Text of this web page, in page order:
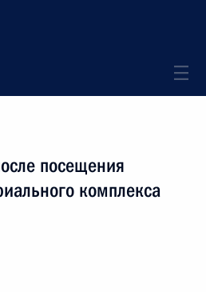
посещения
комплекса